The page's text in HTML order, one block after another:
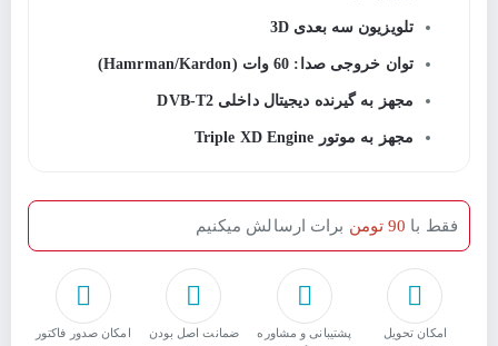
تلویزیون سه بعدی 3D
توان خروجی صدا: 60 وات (Hamrman/Kardon)
مجهز به گیرنده دیجیتال داخلی DVB-T2
مجهز به موتور Triple XD Engine
امکان تحویل
پشتیبانی و مشاوره
ﺿﻤﺎﻧﺖ اﺻﻞ ﺑﻮدن
امکان صدور فاکتور
فقط با 90 تومن برات ارسالش میکنیم